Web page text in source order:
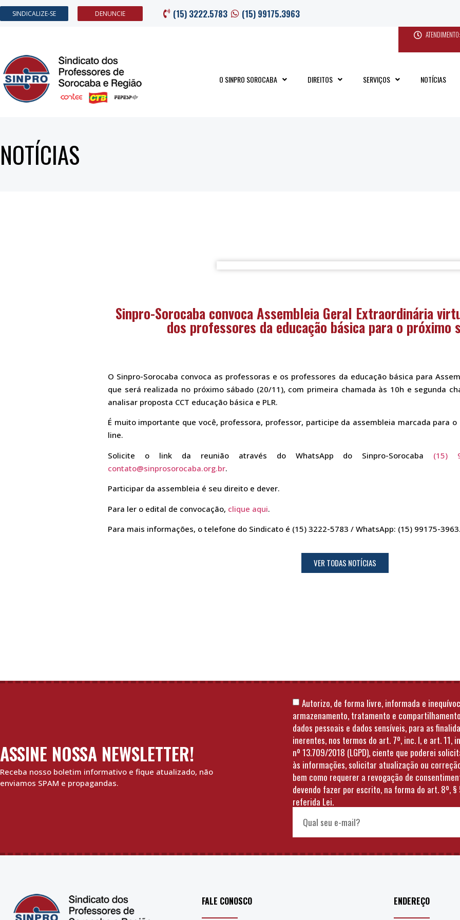
SINDICALIZE-SE DENUNCIE (15) 3222.5783 (15) 99175.3963
O SINPRO SOROCABA DIREITOS SERVIÇOS NOTÍCIAS
NOTÍCIAS
Sinpro-Sorocaba convoca Assembleia Geral Extraordinária
dos professores da educação básica para o próximo
O Sinpro-Sorocaba convoca as professoras e os professores da educação básica para
que será realizada no próximo sábado (20/11), com primeira chamada às 10h e segunda
analisar proposta CCT educação básica e PLR.
É muito importante que você, professora, professor, participe da assembleia marcada para
line.
Solicite o link da reunião através do WhatsApp do Sinpro-Sorocaba (15)
contato@sinprosorocaba.org.br.
Participar da assembleia é seu direito e dever.
Para ler o edital de convocação, clique aqui.
Para mais informações, o telefone do Sindicato é (15) 3222-5783 / WhatsApp: (15) 99175-
VER TODAS NOTÍCIAS
ASSINE NOSSA NEWSLETTER!
Receba nosso boletim informativo e fique atualizado, não
enviamos SPAM e propagandas.
Autorizo, de forma livre, informada e
armazenamento, tratamento e
dados pessoais e dados sensíveis, para as
inerentes, nos termos do art. 7º, inc. I, e art. 11,
nº 13.709/2018 (LGPD), ciente que poderei
às informações, solicitar atualização ou
bem como requerer a revogação de
devendo fazer por escrito, na forma do art. 8º, §
referida Lei.
FALE CONOSCO ENDEREÇO